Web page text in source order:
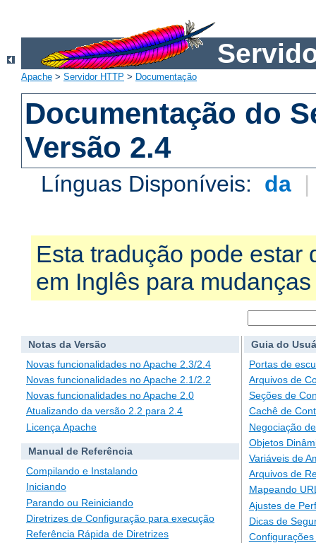
Apache > Servidor HTTP > Documentação
Documentação do
Versão 2.4
Línguas Disponíveis: da |
Esta tradução pode estar
em Inglês para
Notas da Versão
Novas funcionalidades no Apache 2.3/2.4
Novas funcionalidades no Apache 2.1/2.2
Novas funcionalidades no Apache 2.0
Atualizando da versão 2.2 para 2.4
Licença Apache
Manual de Referência
Compilando e Instalando
Iniciando
Parando ou Reiniciando
Diretrizes de Configuração para execução
Referência Rápida de Diretrizes
Guia do
Portas de
Arquivos de
Seções de
Cachê de
Negociação
Objetos
Variáveis de
Arquivos de
Mapeando
Ajustes de
Dicas de